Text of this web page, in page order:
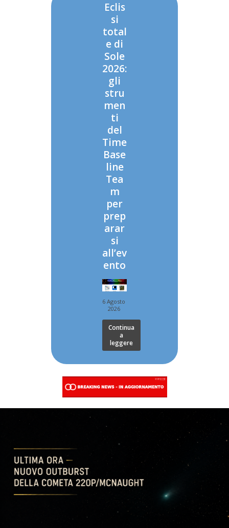
Eclis
si
total
e di
Sole
2026:
gli
stru
men
ti
del
Time
Base
line
Tea
m
per
prep
arar
si
all’ev
ento
6 Agosto
2026
Continua
a
leggere